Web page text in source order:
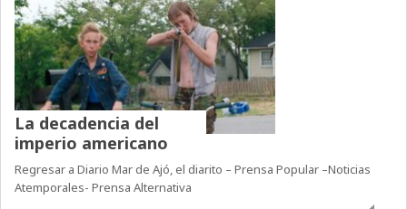
La decadencia del
imperio americano
Regresar a Diario Mar de Ajó, el diarito – Prensa Popular –Noticias
Atemporales- Prensa Alternativa